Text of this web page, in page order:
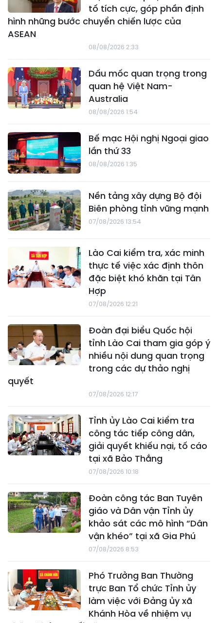
tố tích cực, góp phần định
hình những bước chuyển chiến lược của
ASEAN
08/08/2026 2:33
Dấu mốc quan trọng trong
quan hệ Việt Nam-
Australia
08/08/2026 1:54
Bế mạc Hội nghị Ngoại giao
lần thứ 33
08/08/2026 1:35
Nền tảng xây dựng Bộ đội
Biên phòng tỉnh vững mạnh
07/08/2026 13:54
Lào Cai kiểm tra, xác minh
thực tế việc xác định thôn
đặc biệt khó khăn tại Tân
Hợp
07/08/2026 12:21
Đoàn đại biểu Quốc hội
tỉnh Lào Cai tham gia góp ý
nhiều nội dung quan trọng
trong các dự thảo nghị
quyết
07/08/2026 12:17
Tỉnh ủy Lào Cai kiểm tra
công tác tiếp công dân,
giải quyết khiếu nại, tố cáo
tại xã Bảo Thắng
07/08/2026 10:18
Đoàn công tác Ban Tuyên
giáo và Dân vận Tỉnh ủy
khảo sát các mô hình “Dân
vận khéo” tại xã Gia Phú
07/08/2026 8:53
Phó Trưởng Ban Thường
trực Ban Tổ chức Tỉnh ủy
làm việc với Đảng ủy xã
Khánh Hòa về nhiệm vụ